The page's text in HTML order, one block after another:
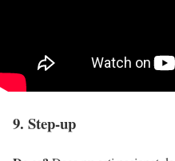
9. Step-up